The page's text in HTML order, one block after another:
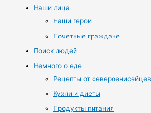
Наши лица
Наши герои
Почетные граждане
Поиск людей
Немного о еде
Рецепты от североенисейцев
Кухни и диеты
Продукты питания